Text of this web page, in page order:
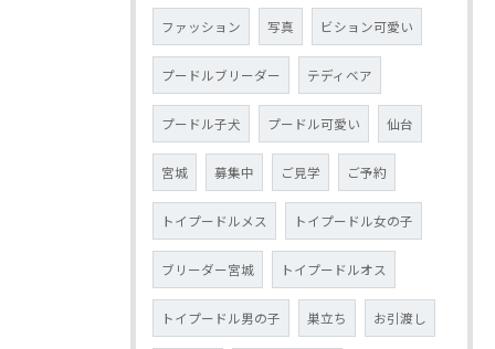
ファッション 写真 ビション可愛い
プードルブリーダー テディベア
プードル子犬 プードル可愛い 仙台
宮城 募集中 ご見学 ご予約
トイプードルメス トイプードル女の子
ブリーダー宮城 トイプードルオス
トイプードル男の子 巣立ち お引渡し